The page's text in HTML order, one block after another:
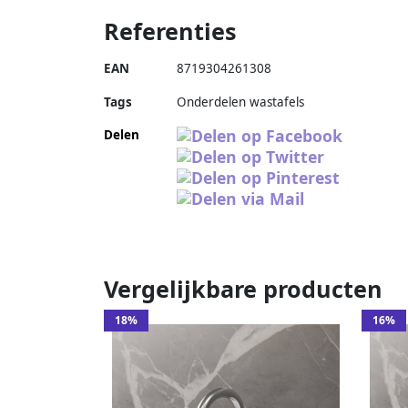
Referenties
EAN 8719304261308
Tags
Onderdelen wastafels
Delen
Vergelijkbare producten
18% 16%